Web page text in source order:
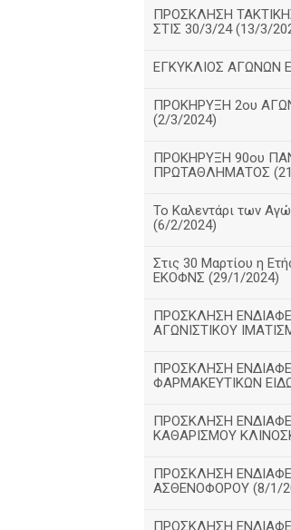
ΠΡΟΣΚΛΗΣΗ
ΣΤΙΣ 30/3/24 (13/3/
ΕΓΚΥΚΛΙΟΣ ΑΓΩΝΩΝ
ΠΡΟΚΗΡΥΞΗ 2ου
(2/3/2024)
ΠΡΟΚΗΡΥΞΗ 90ου
ΠΡΩΤΑΘΛΗΜΑΤΟΣ
Το Καλεντάρι των
(6/2/2024)
Στις 30 Μαρτίου η
ΕΚΟΦΝΣ (29/1/2024)
ΠΡΟΣΚΛΗΣΗ
ΑΓΩΝΙΣΤΙΚΟΥ
ΠΡΟΣΚΛΗΣΗ
ΦΑΡΜΑΚΕΥΤΙΚΩΝ
ΠΡΟΣΚΛΗΣΗ
ΚΑΘΑΡΙΣΜΟΥ
ΠΡΟΣΚΛΗΣΗ
ΑΣΘΕΝΟΦΟΡΟΥ (8/1/
ΠΡΟΣΚΛΗΣΗ